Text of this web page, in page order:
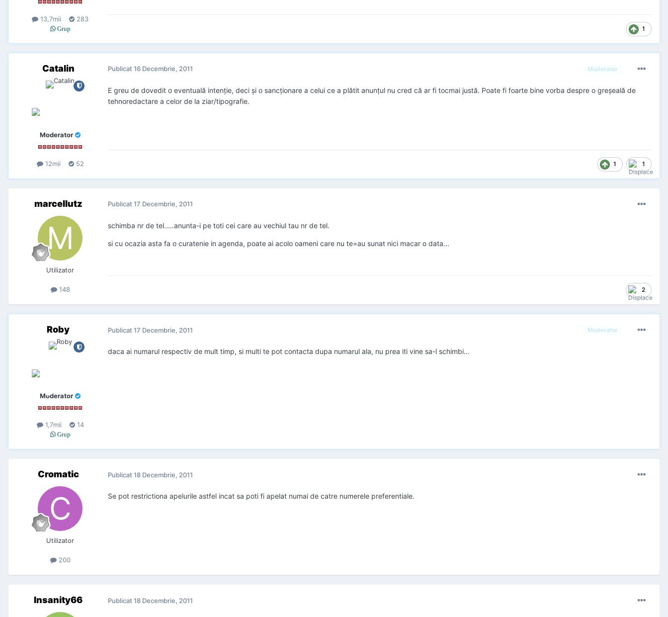
13,7mii 283
Grup 1
Catalin
Moderator
12mii 52
Moderator
Publicat16 Decembrie, 2011
E greu de dovedit o eventuală intenţie, deci şi o sancţionare a celui ce a plătit anunţul nu cred că ar fi tocmai justă. Poate fi foarte bine vorba despre o greşeală de
tehnoredactare a celor de la ziar/tipografie.
1 1
marcellutz
Utilizator
148
Publicat17 Decembrie, 2011
schimba nr de tel.....anunta-i pe toti cei care au vechiul tau nr de tel.
si cu ocazia asta fa o curatenie in agenda, poate ai acolo oameni care nu te=au sunat nici macar o data...
2
Roby
Moderator
1,7mii 14
Grup
Moderator
Publicat17 Decembrie, 2011
daca ai numarul respectiv de mult timp, si multi te pot contacta dupa numarul ala, nu prea iti vine sa-l schimbi...
Cromatic
Utilizator
200
Publicat18 Decembrie, 2011
Se pot restrictiona apelurile astfel incat sa poti fi apelat numai de catre numerele preferentiale.
Insanity66 Publicat18 Decembrie, 2011